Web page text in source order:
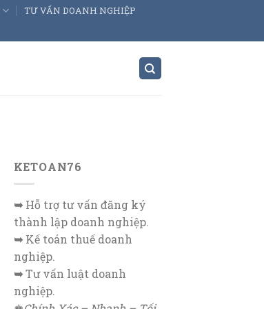
TƯ VẤN DOANH NGHIỆP
KETOAN76
➥Hỗ trợ tư vấn đăng ký
thành lập doanh nghiệp.
➥Kế toán thuế doanh
nghiệp.
➥Tư vấn luật doanh
nghiệp.